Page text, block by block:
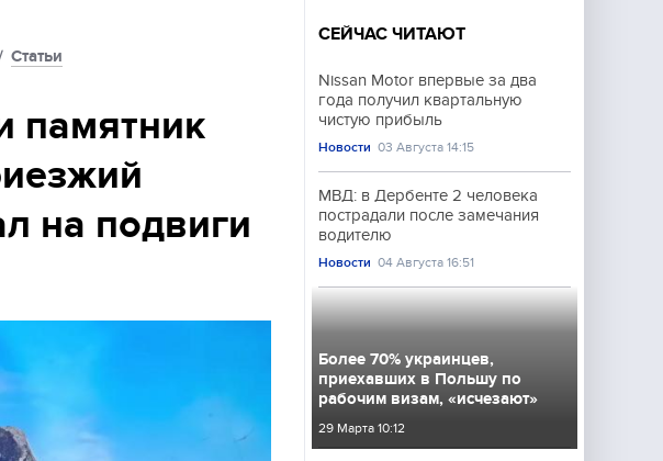
Происшествия
Статьи
памятник
на подвиги
СЕЙЧАС ЧИТАЮТ
Nissan Motor впервые за два
года получил квартальную
чистую прибыль
Новости 03 Августа 14:15
МВД: в Дербенте 2 человека
пострадали после замечания
водителю
Новости 04 Августа 16:51
Более 70% украинцев,
приехавших в Польшу по
рабочим визам, «исчезают»
29 Марта 10:12